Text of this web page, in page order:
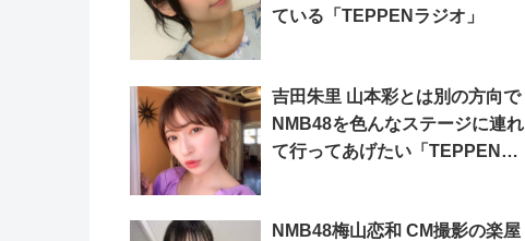
ている「TEPPENラジオ」
吉田朱里 山本彩とは別の方向で
NMB48を色んなステージに連れ
て行ってあげたい「TEPPENラ
NMB48梅山恋和 CM撮影の楽屋